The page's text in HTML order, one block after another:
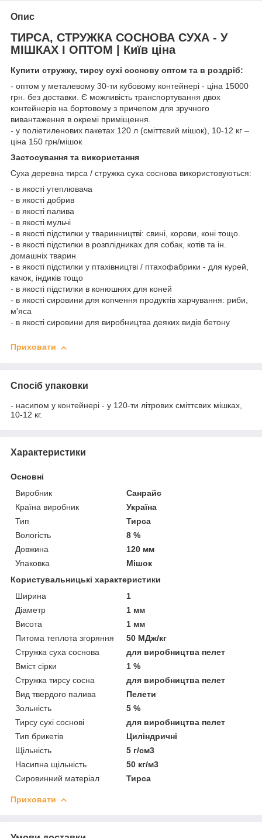
Опис
ТИРСА, СТРУЖКА СОСНОВА СУХА - У
МІШКАХ І ОПТОМ | Київ ціна
Купити стружку, тирсу сухі соснову оптом та в роздріб:
- оптом у металевому 30-ти кубовому контейнері - ціна 15000
грн. без доставки. Є можливість транспортування двох
контейнерів на бортовому з причепом для зручного
вивантаження в окремі приміщення.
- у поліетиленових пакетах 120 л (сміттєвий мішок), 10-12 кг –
ціна 150 грн/мішок
Застосування та використання
Суха деревна тирса / стружка суха соснова використовуються:
- в якості утеплювача
- в якості добрив
- в якості палива
- в якості мульчі
- в якості підстилки у тваринництві: свині, корови, коні тощо.
- в якості підстилки в розплідниках для собак, котів та ін.
домашніх тварин
- в якості підстилки у птахівництві / птахофабрики - для курей,
качок, індиків тощо
- в якості підстилки в конюшнях для коней
- в якості сировини для копчення продуктів харчування: риби,
м'яса
- в якості сировини для виробництва деяких видів бетону
Приховати
Спосіб упаковки
- насипом у контейнері - у 120-ти літрових сміттєвих мішках,
10-12 кг.
Характеристики
Основні
Виробник
Санрайс
Країна виробник
Україна
Тип
Тирса
Вологість
8 %
Довжина
120 мм
Упаковка
Мішок
Користувальницькі характеристики
Ширина
1
Діаметр
1 мм
Висота
1 мм
Питома теплота згоряння
50 МДж/кг
Стружка суха соснова
для виробництва пелет
Вміст сірки
1 %
Стружка тирсу сосна
для виробництва пелет
Вид твердого палива
Пелети
Зольність
5 %
Тирсу сухі соснові
для виробництва пелет
Тип брикетів
Циліндричні
Щільність
5 г/см3
Насипна щільність
50 кг/м3
Сировинний матеріал
Тирса
Приховати